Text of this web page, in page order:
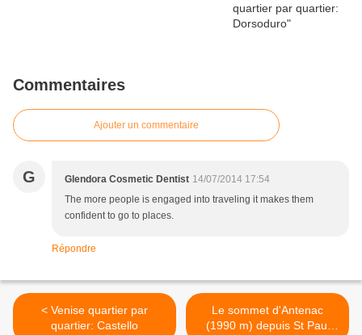
Commentaires
Ajouter un commentaire
G Glendora Cosmetic Dentist 14/07/2014 17:54
The more people is engaged into traveling it makes them
confident to go to places.
Répondre
< Venise quartier par
quartier: Castello
Le sommet d'Antenac
(1990 m) depuis St Paul